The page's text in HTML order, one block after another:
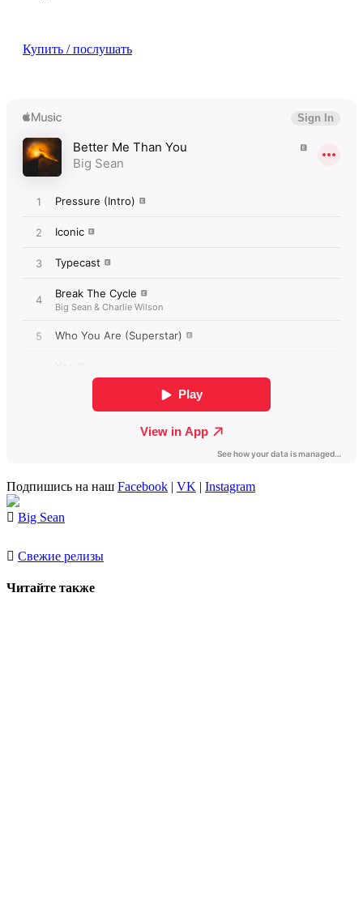
Купить / послушать
Подпишись на наш Facebook | VK | Instagram
Big Sean
Свежие релизы
Читайте также